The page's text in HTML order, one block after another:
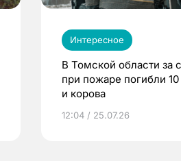
Интересное
В Томской области за
при пожаре погибли 10
и корова
12:04 / 25.07.26